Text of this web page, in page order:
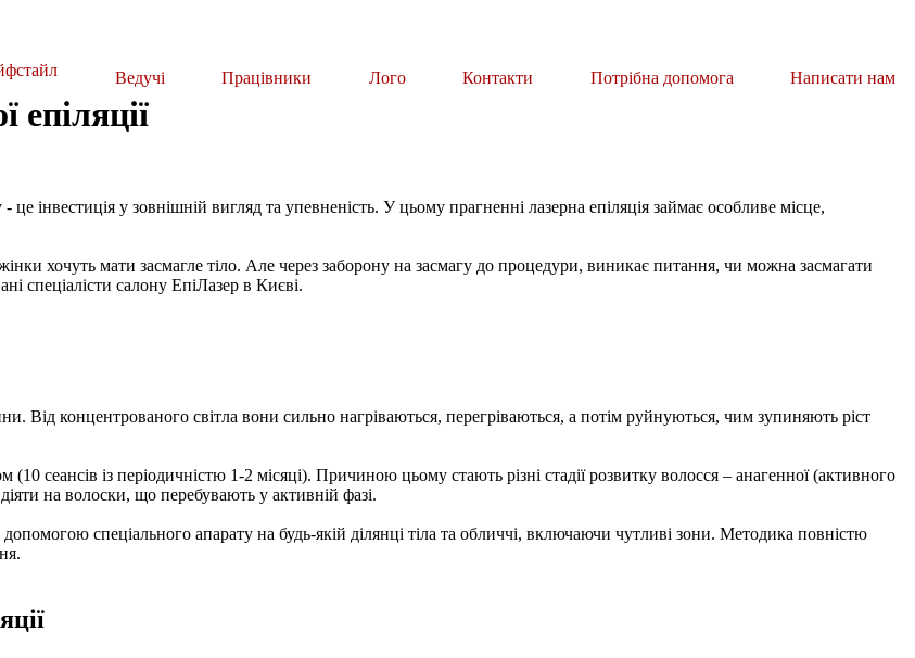
Ведучі Працівники Лого Контакти Потрібна допомога Написати нам
епіляції
це інвестиція у зовнішній вигляд та упевненість. У цьому прагненні лазерна епіляція займає особливе місце,
хочуть мати засмагле тіло. Але через заборону на засмагу до процедури, виникає питання, чи можна засмагати
спеціалісти салону ЕпіЛазер в Києві.
Від концентрованого світла вони сильно нагріваються, перегріваються, а потім руйнуються, чим зупиняють ріст
сеансів із періодичністю 1-2 місяці). Причиною цьому стають різні стадії розвитку волосся – анагенної (активного
на волоски, що перебувають у активній фазі.
спеціального апарату на будь-якій ділянці тіла та обличчі, включаючи чутливі зони. Методика повністю